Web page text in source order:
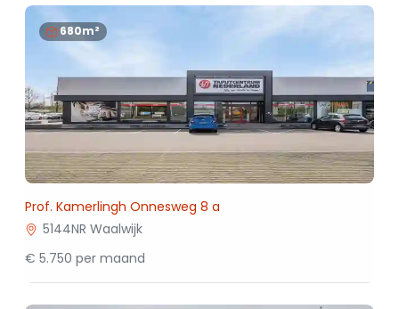
680m²
Prof. Kamerlingh Onnesweg 8 a
5144NR Waalwijk
€ 5.750 per maand